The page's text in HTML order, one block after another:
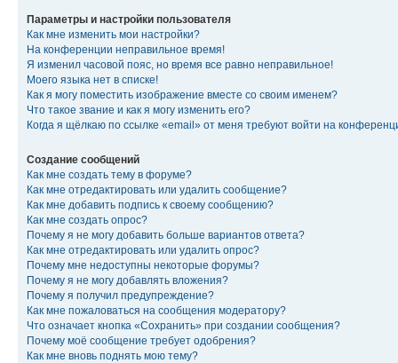
Параметры и настройки пользователя
Как мне изменить мои настройки?
На конференции неправильное время!
Я изменил часовой пояс, но время все равно неправильное!
Моего языка нет в списке!
Как я могу поместить изображение вместе со своим именем?
Что такое звание и как я могу изменить его?
Когда я щёлкаю по ссылке «email» от меня требуют войти на
Создание сообщений
Как мне создать тему в форуме?
Как мне отредактировать или удалить сообщение?
Как мне добавить подпись к своему сообщению?
Как мне создать опрос?
Почему я не могу добавить больше вариантов ответа?
Как мне отредактировать или удалить опрос?
Почему мне недоступны некоторые форумы?
Почему я не могу добавлять вложения?
Почему я получил предупреждение?
Как мне пожаловаться на сообщения модератору?
Что означает кнопка «Сохранить» при создании сообщения?
Почему моё сообщение требует одобрения?
Как мне вновь поднять мою тему?